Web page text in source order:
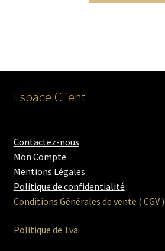
Espace Client
Contactez-nous
Mon Compte
Mentions Légales
Politique de confidentialité
Conditions Générales de vente ( CGV )
Politique de Tva